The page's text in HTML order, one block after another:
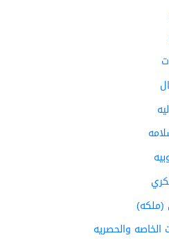
والحصريه